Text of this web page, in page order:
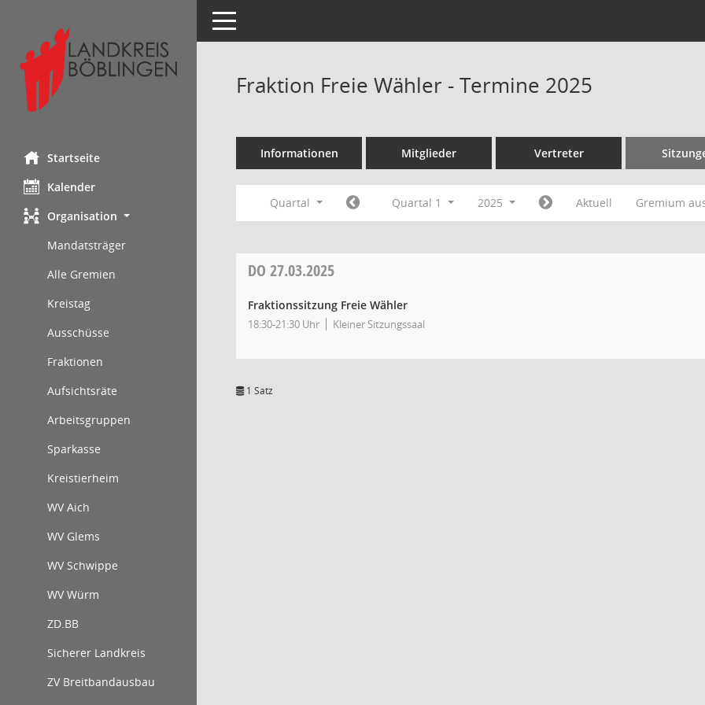
Startseite
Kalender
Organisation
Mandatsträger
Alle Gremien
Kreistag
Ausschüsse
Fraktionen
Aufsichtsräte
Arbeitsgruppen
Sparkasse
Kreistierheim
WV Aich
WV Glems
WV Schwippe
WV Würm
ZD.BB
Sicherer Landkreis
ZV Breitbandausbau
Toggle navigation
Fraktion Freie Wähler - Termine 2025
Informationen Mitglieder Vertreter
Quartal Quartal 1 2025 Aktuell Gremium
DO 27.03.2025
Fraktionssitzung Freie Wähler
18:30-21:30 Uhr Kleiner Sitzungssaal
1 Satz